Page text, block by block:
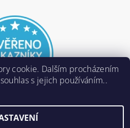
, všechna práva vyhrazena
cookie. Dalším procházením
s jejich používáním..